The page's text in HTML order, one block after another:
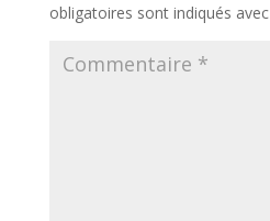
obligatoires sont indiqués avec